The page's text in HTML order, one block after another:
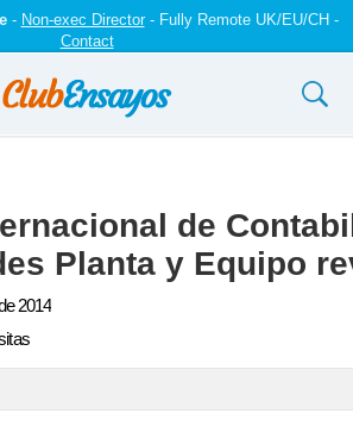
- Non-exec Director- Fully Remote UK/EU/CH -
Contact
de
Planta y Equipo
2014